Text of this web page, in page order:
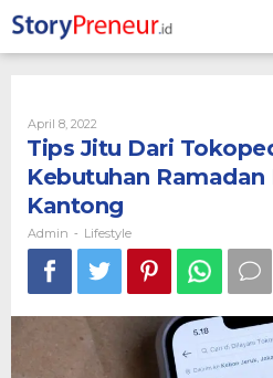
to
content
April 8, 2022
Admin
Tips Jitu Dari
Kebutuhan Ramadan
Kantong
Admin - Lifestyle